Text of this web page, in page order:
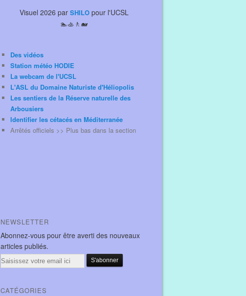
Visuel 2026 par SHILOpour l'UCSL
🏊🚣🚶🐋
Des vidéos
Station météo HODIE
La webcam de l'UCSL
L'ASL du Domaine Naturiste d'Héliopolis
Les sentiers de la Réserve naturelle des
Arbousiers
Identifier les cétacés en Méditerranée
Arrêtés officiels >> Plus bas dans la section
NEWSLETTER
Abonnez-vous pour être averti des nouveaux
articles publiés.
Email
CATÉGORIES